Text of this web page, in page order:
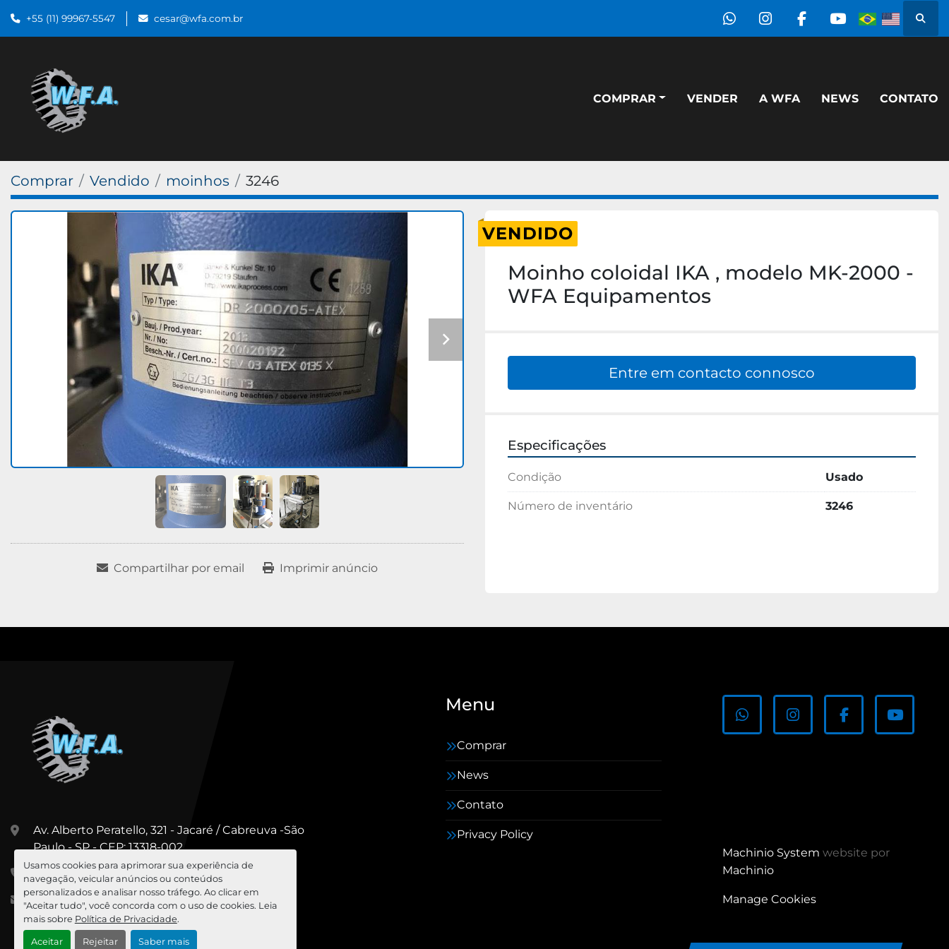
Usamos cookies para aprimorar sua experiência de
navegação, veicular anúncios ou conteúdos
personalizados e analisar nosso tráfego. Ao clicar em
"Aceitar tudo", você concorda com o uso de cookies. Leia
mais sobre Política de Privacidade.
Aceitar Rejeitar Saber mais
+55 (11) 99967-5547 cesar@wfa.com.br
whatsappinstagram
facebook
youtube
COMPRAR NEWS
VENDER A WFA CONTATO
Comprar Vendido moinhos 3246
Compartilhar por email Imprimir anúncio
VENDIDO
Moinho coloidal IKA , modelo MK-2000 -
WFA Equipamentos
Entre em contacto connosco
Especificações
Condição Usado
Número de inventário 3246
Av. Alberto Peratello, 321 - Jacaré / Cabreuva -São
Paulo - SP - CEP: 13318-002
+55 (11) 99967-5547
cesar@wfa.com.br
Menu
Comprar
News
Contato
Privacy Policy
whatsappinstagramfacebook
Machinio System website por
Machinio
Manage Cookies